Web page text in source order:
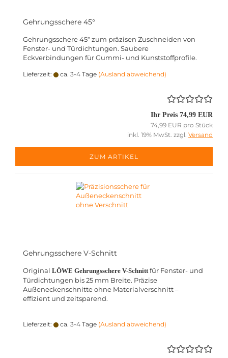
Gehrungsschere 45°
Gehrungsschere 45° zum präzisen Zuschneiden von
Fenster- und Türdichtungen. Saubere
Eckverbindungen für Gummi- und Kunststoffprofile.
Lieferzeit: ca. 3-4 Tage (Ausland abweichend)
Ihr Preis 74,99 EUR
74,99 EUR pro Stück
inkl. 19% MwSt. zzgl. Versand
ZUM ARTIKEL
Gehrungsschere V-Schnitt
Original LÖWE Gehrungsschere V-Schnitt für Fenster- und
Türdichtungen bis 25 mm Breite. Präzise
Außeneckenschnitte ohne Materialverschnitt –
effizient und zeitsparend.
Lieferzeit: ca. 3-4 Tage (Ausland abweichend)